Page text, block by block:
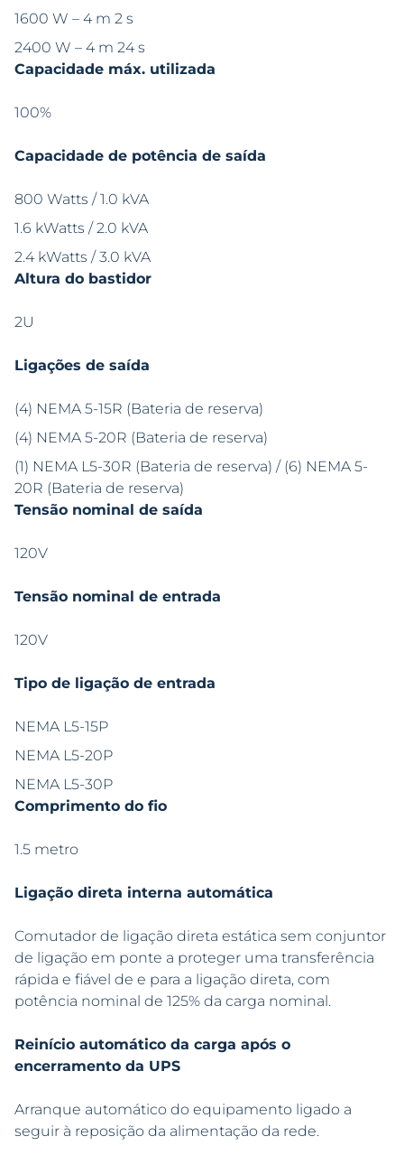
1600 W – 4 m 2 s
2400 W – 4 m 24 s
Capacidade máx. utilizada
100%
Capacidade de potência de saída
800 Watts / 1.0 kVA
1.6 kWatts / 2.0 kVA
2.4 kWatts / 3.0 kVA
Altura do bastidor
2U
Ligações de saída
(4) NEMA 5-15R (Bateria de reserva)
(4) NEMA 5-20R (Bateria de reserva)
(1) NEMA L5-30R (Bateria de reserva) / (6) NEMA 5-
20R (Bateria de reserva)
Tensão nominal de saída
120V
Tensão nominal de entrada
120V
Tipo de ligação de entrada
NEMA L5-15P
NEMA L5-20P
NEMA L5-30P
Comprimento do fio
1.5 metro
Ligação direta interna automática
Comutador de ligação direta estática sem conjuntor
de ligação em ponte a proteger uma transferência
rápida e fiável de e para a ligação direta, com
potência nominal de 125% da carga nominal.
Reinício automático da carga após o
encerramento da UPS
Arranque automático do equipamento ligado a
seguir à reposição da alimentação da rede.